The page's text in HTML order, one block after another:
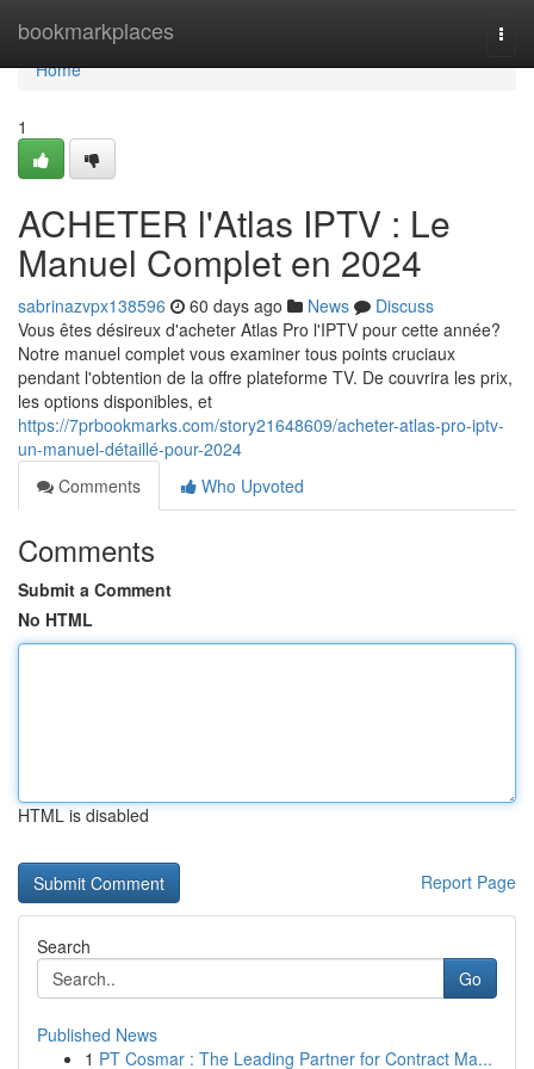
bookmarkplaces
Home
Home
1
ACHETER l'Atlas IPTV : Le
Manuel Complet en 2024
sabrinazvpx138596 60 days ago News
Discuss
Vous êtes désireux d'acheter Atlas Pro l'IPTV pour cette année?
Notre manuel complet vous examiner tous points cruciaux
pendant l'obtention de la offre plateforme TV. De couvrira les prix,
les options disponibles, et
https://7prbookmarks.com/story21648609/acheter-atlas-pro-iptv-
un-manuel-détaillé-pour-2024
Comments
Who Upvoted
Comments
Submit a Comment
No HTML
HTML is disabled
Report Page
Search
Go
Published News
1 PT Cosmar : The Leading Partner for Contract Ma...